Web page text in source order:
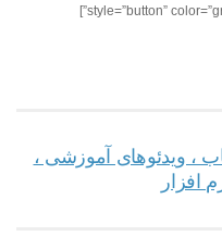
، ویدئوهای آموزشی ،
افزار